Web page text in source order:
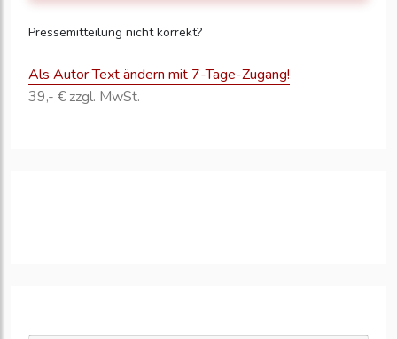
Pressemitteilung nicht korrekt?
Als Autor Text ändern mit 7-Tage-Zugang!
39,- € zzgl. MwSt.